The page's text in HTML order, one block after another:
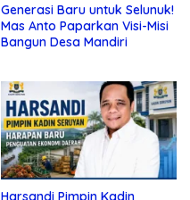
Generasi Baru untuk Selunuk!
Mas Anto Paparkan Visi-Misi
Bangun Desa Mandiri
Harsandi Pimpin Kadin